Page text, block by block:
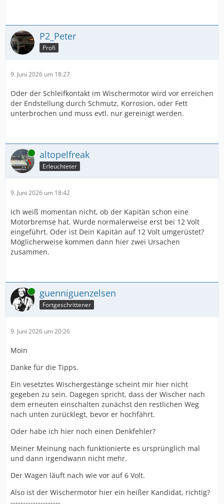
P2_Peter
Profi
9. Juni 2026 um 18:27
Oder der Schleifkontakt im Wischermotor wird vor erreichen
der Endstellung durch Schmutz, Korrosion, oder Fett
unterbrochen und muss evtl. nur gereinigt werden.
Online altopelfreak
Erleuchteter
9. Juni 2026 um 18:42
Ich weiß momentan nicht, ob der Kapitän schon eine
Motorbremse hat. Wurde normalerweise erst bei 12 Volt
eingeführt. Oder ist Dein Kapitän auf 12 Volt umgerüstet?
Möglicherweise kommen dann hier zwei Ursachen
zusammen.
Online guenniguenzelsen
Fortgeschrittener
9. Juni 2026 um 20:26
Moin
Danke für die Tipps.
Ein vesetztes Wischergestänge scheint mir hier nicht
gegeben zu sein. Dagegen spricht, dass der Wischer nach
dem erneuten einschalten zunächst den restlichen Weg
nach unten zurücklegt, bevor er hochfährt.
Oder habe ich hier noch einen Denkfehler?
Meiner Meinung nach funktionierte es ursprünglich mal
und dann irgendwann nicht mehr.
Der Wagen läuft nach wie vor auf 6 Volt.
Also ist der Wischermotor hier ein heißer Kandidat, richtig?